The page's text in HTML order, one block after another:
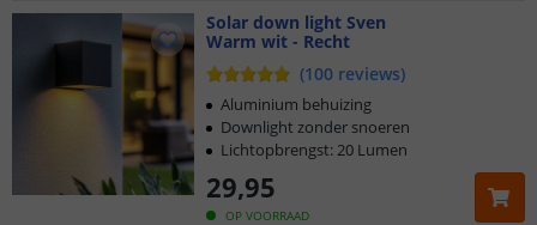
Solar down light Sven
Warm wit - Recht
(100 reviews)
OP VOORRAAD
29,95
Aluminium behuizing
Downlight zonder snoeren
Lichtopbrengst: 20 Lumen